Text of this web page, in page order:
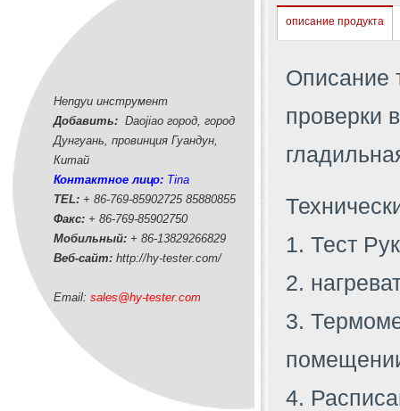
Hengyu инструмент
Добавить: Daojiao город, город
Дунгуань, провинция Гуандун,
Китай
Контактное лицо: Tina
TEL: + 86-769-85902725 85880855
Факс: + 86-769-85902750
Мобильный: + 86-13829266829
Веб-сайт: http://hy-tester.com/
Email: sales@hy-tester.com
описание продукта
Описание
проверки
1. Тест
2.
3.
4.